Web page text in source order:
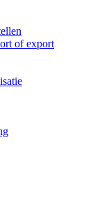
of export